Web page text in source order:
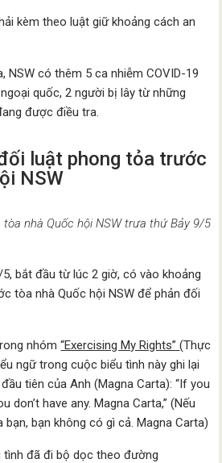
kèm theo luật giữ khoảng cách an
NSW có thêm 5 ca nhiễm COVID-19
quốc, 2 người bị lây từ những
được điều tra.
luật phong tỏa trước
NSW
nhà Quốc hội NSW trưa thứ Bảy 9/5
bắt đầu từ lúc 2 giờ, có vào khoảng
tòa nhà Quốc hội NSW để phản đối
nhóm“Exercising My Rights”(Thực
ngữ trong cuộc biểu tình này ghi lại
tiên của Anh (Magna Carta): “If you
don’t have any. Magna Carta,” (Nếu
bạn, bạn không có gì cả. Magna Carta)
tình đã đi bộ dọc theo đường